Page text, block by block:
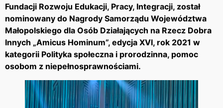
Fundacji Rozwoju Edukacji, Pracy, Integracji, został
nominowany do Nagrody Samorządu Województwa
Małopolskiego dla Osób Działających na Rzecz Dobra
Innych „Amicus Hominum”, edycja XVI, rok 2021 w
kategorii Polityka społeczna i prorodzinna, pomoc
osobom z niepełnosprawnościami.